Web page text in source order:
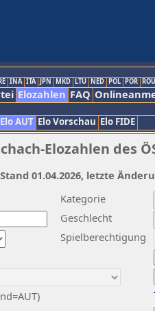
INA ITA JPN MKD LTU NED POL POR ROU
Elozahlen FAQ
Elo AUT Elo Vorschau Elo FIDE
Elozahlen des
Kategorie
Geschlecht
Spielberechtigung
01.04.2026, letzte